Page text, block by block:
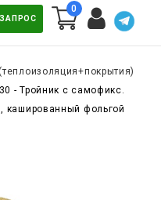
0
- Тройник c самофикс.
кашированный фольгой